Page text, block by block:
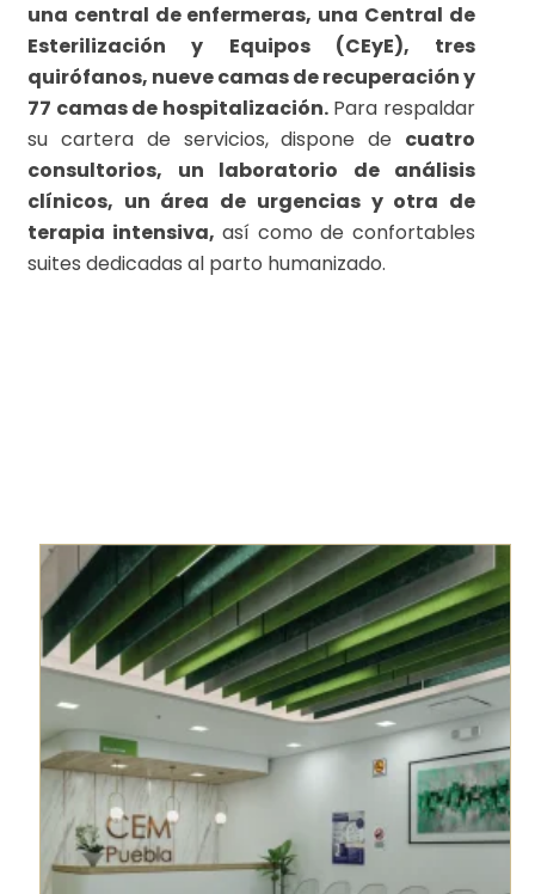
una central de enfermeras, una Central de
Esterilización y Equipos (CEyE), tres
quirófanos, nueve camas de recuperación y
77 camas de hospitalización.Para respaldar
su cartera de servicios, dispone de cuatro
consultorios, un laboratorio de análisis
clínicos, un área de urgencias y otra de
terapia intensiva, así como de confortables
suites dedicadas al parto humanizado.